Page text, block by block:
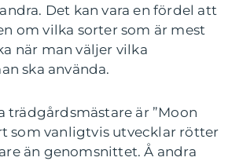
Det kan vara en fördel att
om vilka sorter som är mest
när man väljer vilka
ska använda.
trädgårdsmästare är ”Moon
som vanligtvis utvecklar rötter
än genomsnittet. Å andra